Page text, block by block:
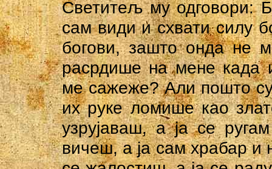
Светитељ му одговори:
сам види и схвати силу
богови, заштo онда нe
расрдише на мене када
ме сажеже? Али пошто
их руке ломише као
узрујаваш, a ja се
вичеш, a ja сам храбар и